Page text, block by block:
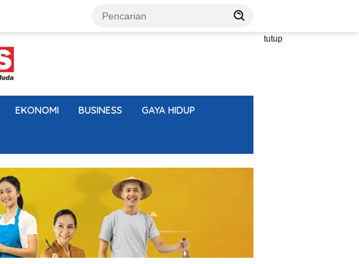
tutup
EKONOMI BUSINESS GAYA HIDUP